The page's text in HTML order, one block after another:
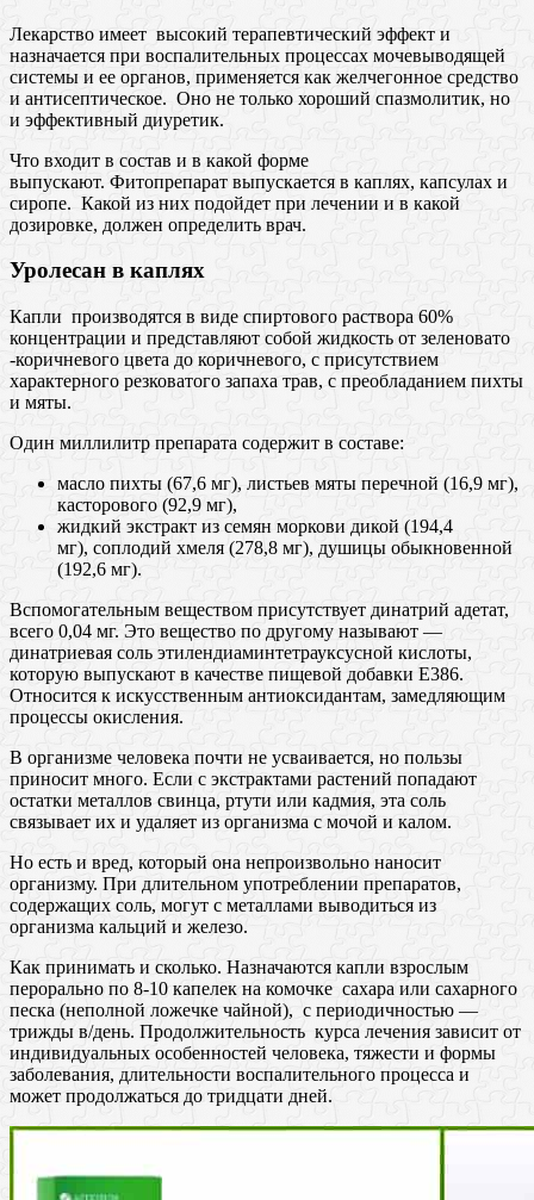
Лекарство имеет высокий терапевтический эффект и
назначается при воспалительных процессах мочевыводящей
системы и ее органов, применяется как желчегонное средство
и антисептическое. Оно не только хороший спазмолитик, но
и эффективный диуретик.
Что входит в состав и в какой форме
выпускают. Фитопрепарат выпускается в каплях, капсулах и
сиропе. Какой из них подойдет при лечении и в какой
дозировке, должен определить врач.
Уролесан в каплях
Капли производятся в виде спиртового раствора 60%
концентрации и представляют собой жидкость от зеленовато
-коричневого цвета до коричневого, с присутствием
характерного резковатого запаха трав, с преобладанием пихты
и мяты.
Один миллилитр препарата содержит в составе:
масло пихты (67,6 мг), листьев мяты перечной (16,9 мг),
касторового (92,9 мг),
жидкий экстракт из семян моркови дикой (194,4
мг), соплодий хмеля (278,8 мг), душицы обыкновенной
(192,6 мг).
Вспомогательным веществом присутствует динатрий адетат,
всего 0,04 мг. Это вещество по другому называют —
динатриевая соль этилендиаминтетрауксусной кислоты,
которую выпускают в качестве пищевой добавки Е386.
Относится к искусственным антиоксидантам, замедляющим
процессы окисления.
В организме человека почти не усваивается, но пользы
приносит много. Если с экстрактами растений попадают
остатки металлов свинца, ртути или кадмия, эта соль
связывает их и удаляет из организма с мочой и калом.
Но есть и вред, который она непроизвольно наносит
организму. При длительном употреблении препаратов,
содержащих соль, могут с металлами выводиться из
организма кальций и железо.
Как принимать и сколько. Назначаются капли взрослым
перорально по 8-10 капелек на комочке сахара или сахарного
песка (неполной ложечке чайной), с периодичностью —
трижды в/день. Продолжительность курса лечения зависит от
индивидуальных особенностей человека, тяжести и формы
заболевания, длительности воспалительного процесса и
может продолжаться до тридцати дней.